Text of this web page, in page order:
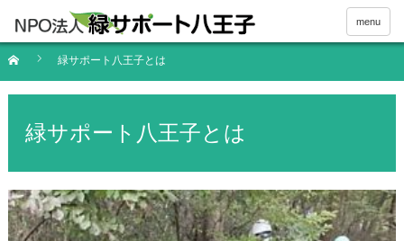
menu
緑サポート八王子とは
緑サポート八王子とは